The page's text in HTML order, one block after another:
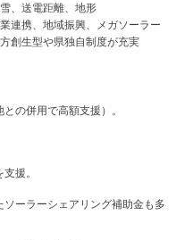
、送電距離、地形
連携、地域振興、メガソーラー
創生型や県独自制度が充実
の併用で高額支援）。
援。
ーラーシェアリング補助金も多